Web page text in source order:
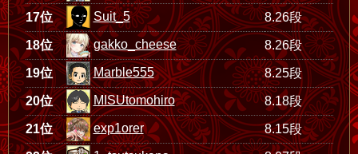
17位 Suit_5 8.26段
18位 gakko_cheese 8.26段
19位 Marble555 8.25段
20位 MISUtomohiro 8.18段
21位 exp1orer 8.15段